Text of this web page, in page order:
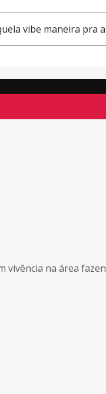
vibe maneira pra
na área